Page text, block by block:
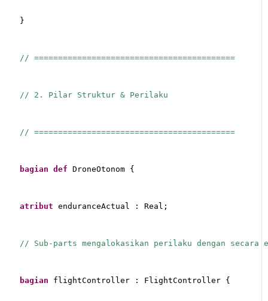
}
// ==========================================
// 2. Pilar Struktur & Perilaku
// ==========================================
bagian def DroneOtonom {
atribut enduranceActual : Real;
// Sub-parts mengalokasikan perilaku dengan secara
bagian flightController : FlightController {